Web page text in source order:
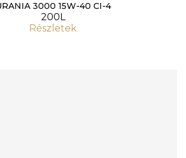
3000 15W-40 CI-4
200L
Részletek